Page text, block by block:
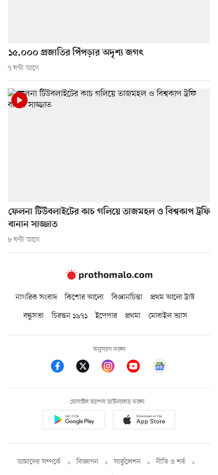
১৫,০০০ প্রজাতির পিঁপড়ার অদৃশ্য জগৎ
৭ ঘণ্টা আগে
ফেলনা টিউবলাইটের কাচ গলিয়ে তাজমহল ও বিশ্বকাপ ট্রফি
বানান সাজ্জাত
৮ ঘণ্টা আগে
নাগরিক সংবাদ কিশোর আলো বিজ্ঞানচিন্তা
প্রথম আলো ট্রাস্ট
বন্ধুসভা
চিরন্তন ১৯৭১ ইপেপার প্রথমা মোবাইল ভ্যাস
অনুসরণ করুন
মোবাইল অ্যাপস ডাউনলোড করুন
আমাদের সম্পর্কে বিজ্ঞাপন সার্কুলেশন
নীতি ও শর্ত